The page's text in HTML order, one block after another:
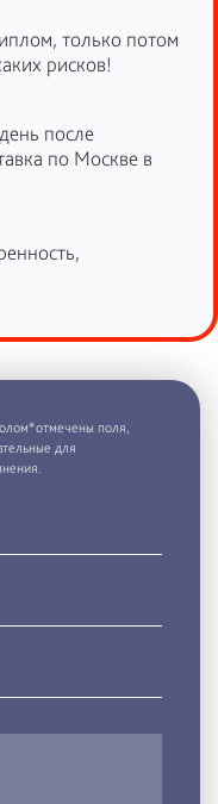
только потом
рисков!
после
по Москве в
поля,
для